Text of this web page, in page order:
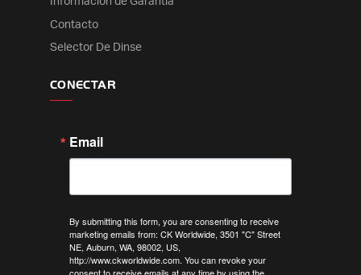
Contacto
Selector De Dinse
CONECTAR
Email
By submitting this form, you are consenting to receive
marketing emails from: CK Worldwide, 3501 "C" Street
NE, Auburn, WA, 98002, US,
http://www.ckworldwide.com. You can revoke your